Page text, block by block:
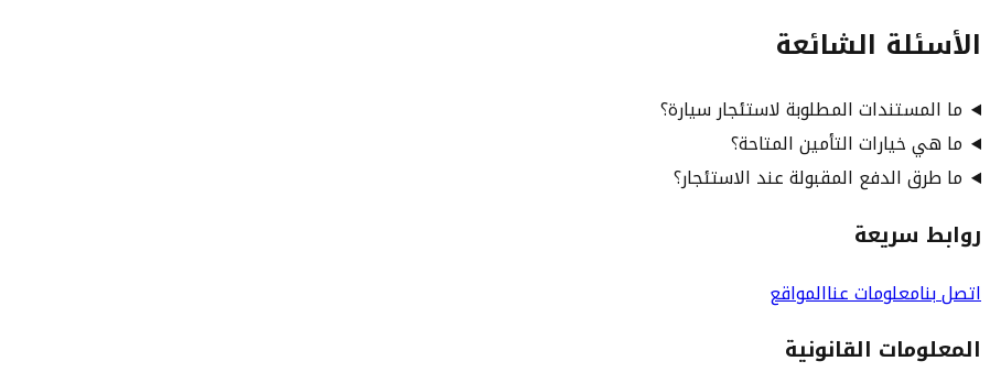
الأسئلة الشائعة
ما المستندات المطلوبة لاستئجار سيارة؟
ما هي خيارات التأمين المتاحة؟
ما طرق الدفع المقبولة عند الاستئجار؟
روابط سريعة
اتصل بنامعلومات عناالمواقع
المعلومات القانونية